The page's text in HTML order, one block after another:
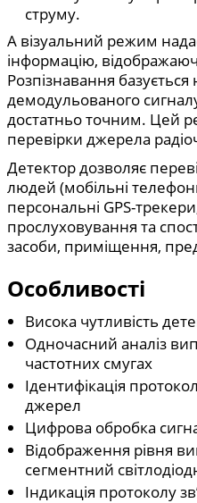
струму.
А візуальний режим
інформацію,
Розпізнавання базується
демодульованого
достатньо точним. Цей
перевірки джерела
Детектор дозволяє
людей (мобільні
персональні GPS-
прослуховування та
засоби, приміщення,
Особливості
Висока чутливість
Одночасний аналіз
частотних смугах
Ідентифікація
джерел
Цифрова обробка
Відображення рівня
сегментний
Індикація протоколу